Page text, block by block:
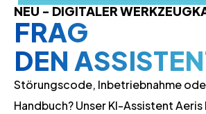
NEU - DIGITALER
FRAG
DEN
Störungscode, Inbetriebnahme
Handbuch? Unser KI-Assistent